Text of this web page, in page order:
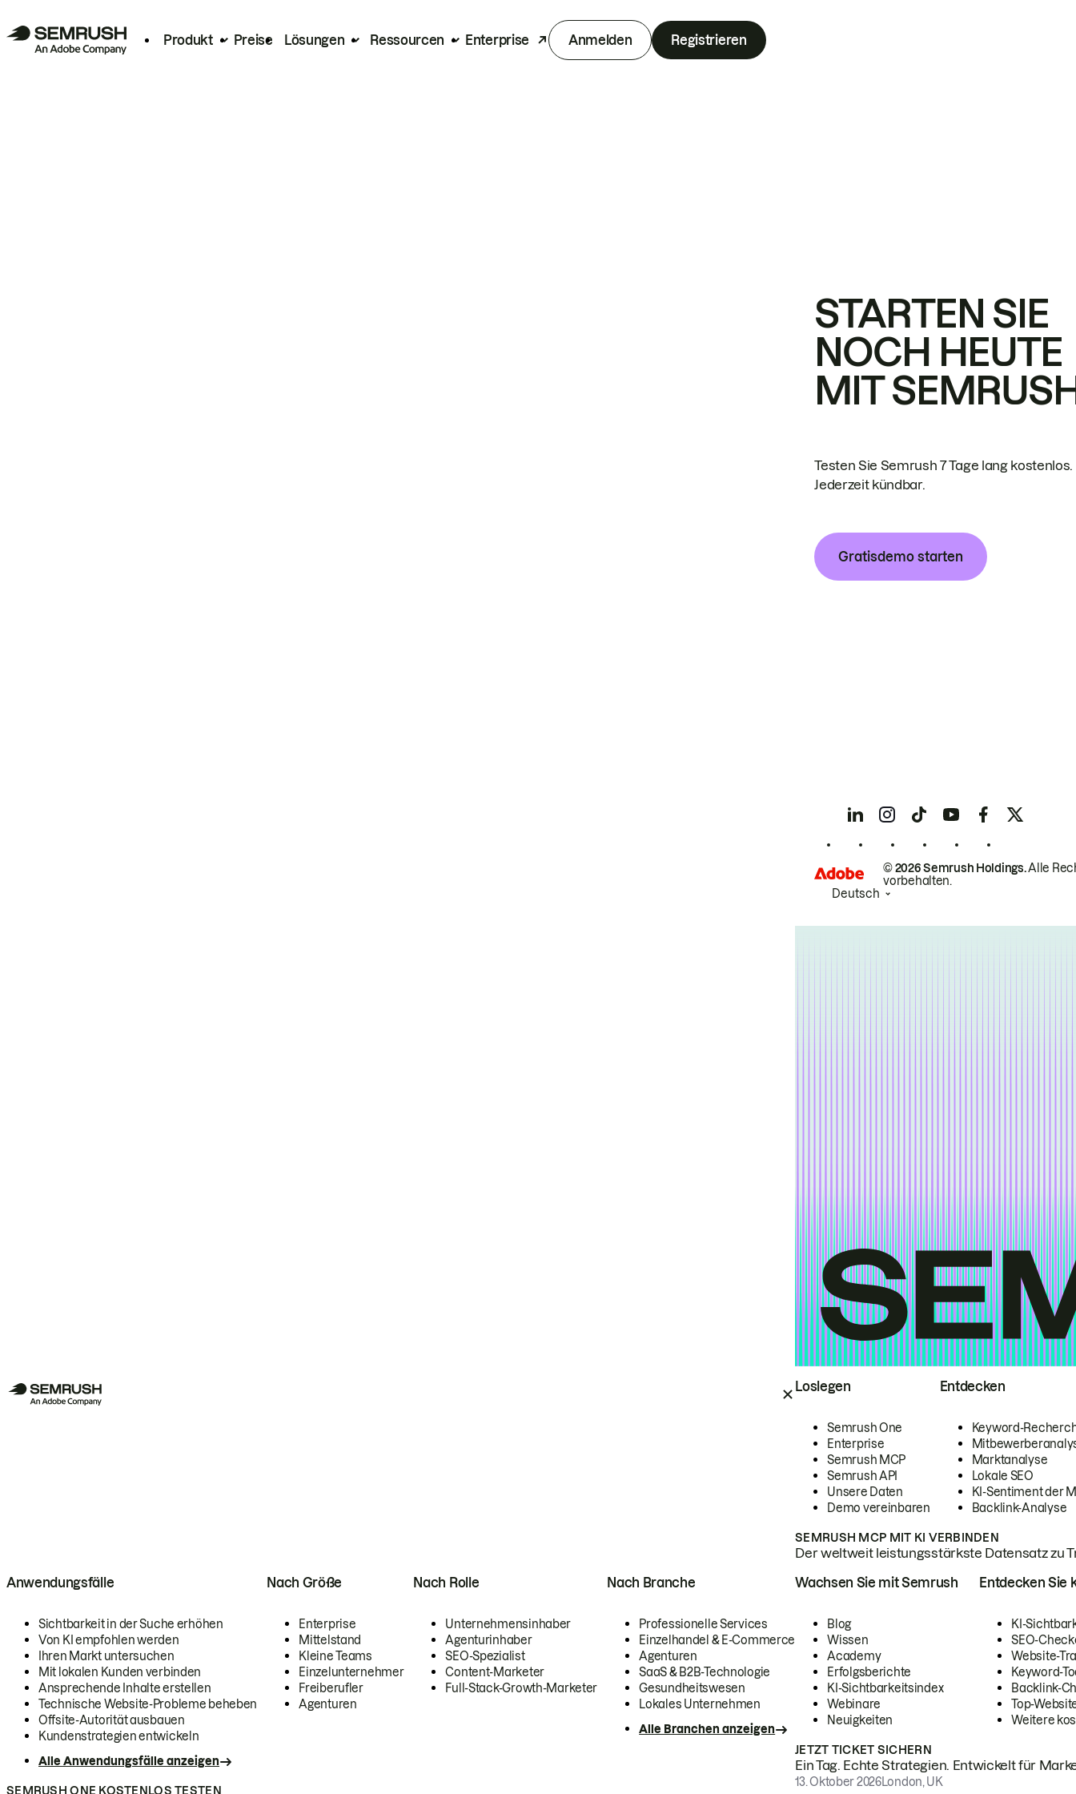
Produkt Preise Lösungen Ressourcen Enterprise Anmelden Registrieren
Loslegen
Semrush One
Enterprise
Semrush MCP
Semrush API
Unsere Daten
Demo vereinbaren
Entdecken
Keyword-
Marktanalyse
Lokale SEO
KI-Sentiment der
Backlink-Analyse
SEMRUSH MCP MIT KI VERBINDEN
Der weltweit leistungsstärkste Datensatz zu
Anwendungsfälle
Sichtbarkeit in der Suche erhöhen
Von KI empfohlen werden
Ihren Markt untersuchen
Mit lokalen Kunden verbinden
Ansprechende Inhalte erstellen
Technische Website-Probleme beheben
Offsite-Autorität ausbauen
Kundenstrategien entwickeln
Alle Anwendungsfälle anzeigen
Nach Größe
Enterprise
Mittelstand
Kleine Teams
Einzelunternehmer
Freiberufler
Agenturen
Nach Rolle
Unternehmensinhaber
Agenturinhaber
SEO-Spezialist
Content-Marketer
Full-Stack-Growth-Marketer
Nach Branche
Professionelle Services
Einzelhandel & E-Commerce
Agenturen
SaaS & B2B-Technologie
Gesundheitswesen
Lokales Unternehmen
Alle Branchen anzeigen
SEMRUSH ONE KOSTENLOS TESTEN
Wachsen Sie mit Semrush
Blog
Wissen
Academy
Erfolgsberichte
KI-Sichtbarkeitsindex
Webinare
Neuigkeiten
Entdecken Sie
KI-
SEO-
Website-
Keyword-
Backlink-
Top-
Weitere
JETZT TICKET SICHERN
Ein Tag. Echte Strategien. Entwickelt für
13. Oktober 2026London, UK
STARTEN SIE
NOCH HEUTE
MIT
Testen Sie Semrush 7 Tage lang kostenlos.
Jederzeit kündbar.
Gratisdemo starten
© 2026 Semrush Holdings.Alle
vorbehalten.
Deutsch